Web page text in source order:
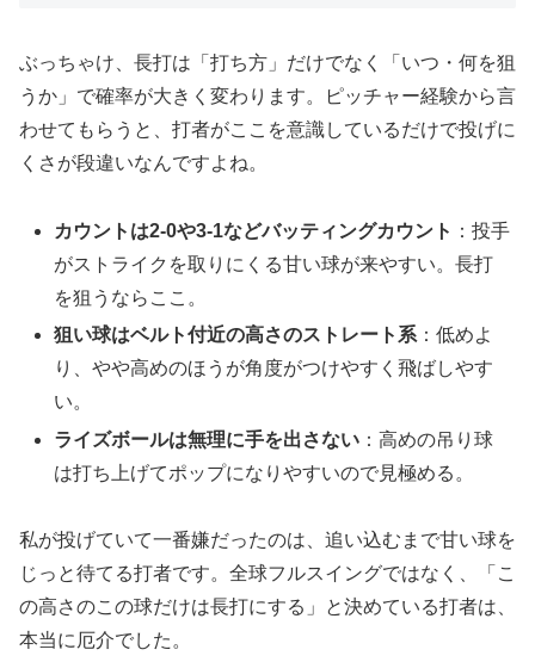
ぶっちゃけ、長打は「打ち方」だけでなく「いつ・何を狙
うか」で確率が大きく変わります。ピッチャー経験から言
わせてもらうと、打者がここを意識しているだけで投げに
くさが段違いなんですよね。
カウントは2-0や3-1などバッティングカウント ：投手
がストライクを取りにくる甘い球が来やすい。長打
を狙うならここ。
狙い球はベルト付近の高さのストレート系 ：低めよ
り、やや高めのほうが角度がつけやすく飛ばしやす
い。
ライズボールは無理に手を出さない ：高めの吊り球
は打ち上げてポップになりやすいので見極める。
私が投げていて一番嫌だったのは、追い込むまで甘い球を
じっと待てる打者です。全球フルスイングではなく、「こ
の高さのこの球だけは長打にする」と決めている打者は、
本当に厄介でした。